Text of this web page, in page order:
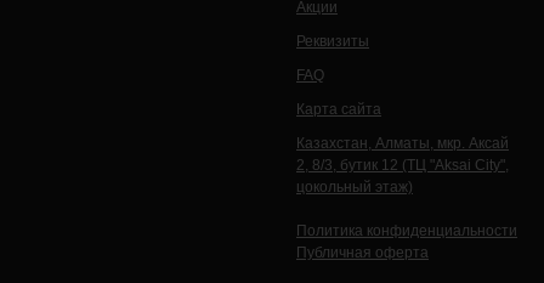
Акции
Реквизиты
FAQ
Карта сайта
Казахстан, Алматы, мкр. Аксай
2, 8/3, бутик 12 (ТЦ "Aksai City",
цокольный этаж)
Политика конфиденциальности
Публичная оферта